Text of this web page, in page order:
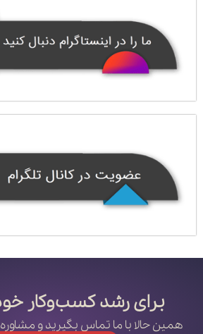
برای رشد کسب‌وکار خود
همین حالا با ما تماس بگیرید و مشاوره